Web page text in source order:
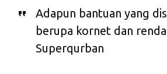
Adapun bantuan yang
berupa kornet dan
Superqurban